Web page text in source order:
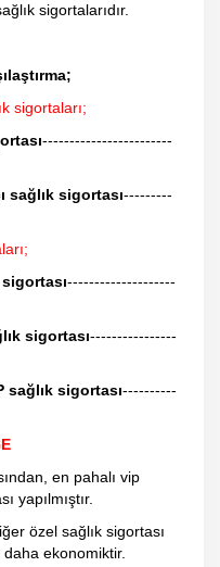
sigortalarıdır.
sigortaları;
------------------------
sağlık sigortası---------
--------------------
sigortası----------------
sağlık sigortası----------
en pahalı vip
yapılmıştır.
özel sağlık sigortası
daha ekonomiktir.